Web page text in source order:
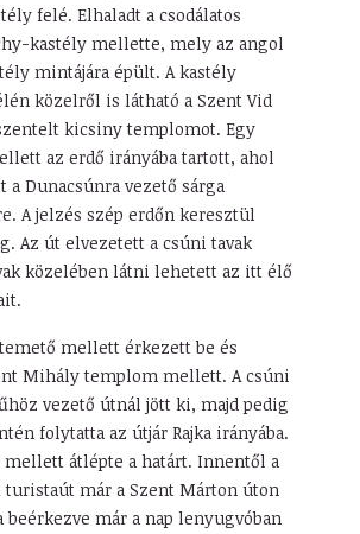
felé. Elhaladt a csodálatos
kastély mellette, mely az angol
mintájára épült. A kastély
közelről is látható a Szent Vid
kicsiny templomot. Egy
az erdő irányába tartott, ahol
a Dunacsúnra vezető sárga
A jelzés szép erdőn keresztül
Az út elvezetett a csúni tavak
közelében látni lehetett az itt élő
mellett érkezett be és
Mihály templom mellett. A csúni
vezető útnál jött ki, majd pedig
folytatta az útjár Rajka irányába.
mellett átlépte a határt. Innentől a
turistaút már a Szent Márton úton
beérkezve már a nap lenyugvóban